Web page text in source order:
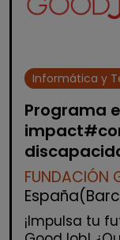
Informática y
Programa
FUNDACIÓN
¡Impulsa tu